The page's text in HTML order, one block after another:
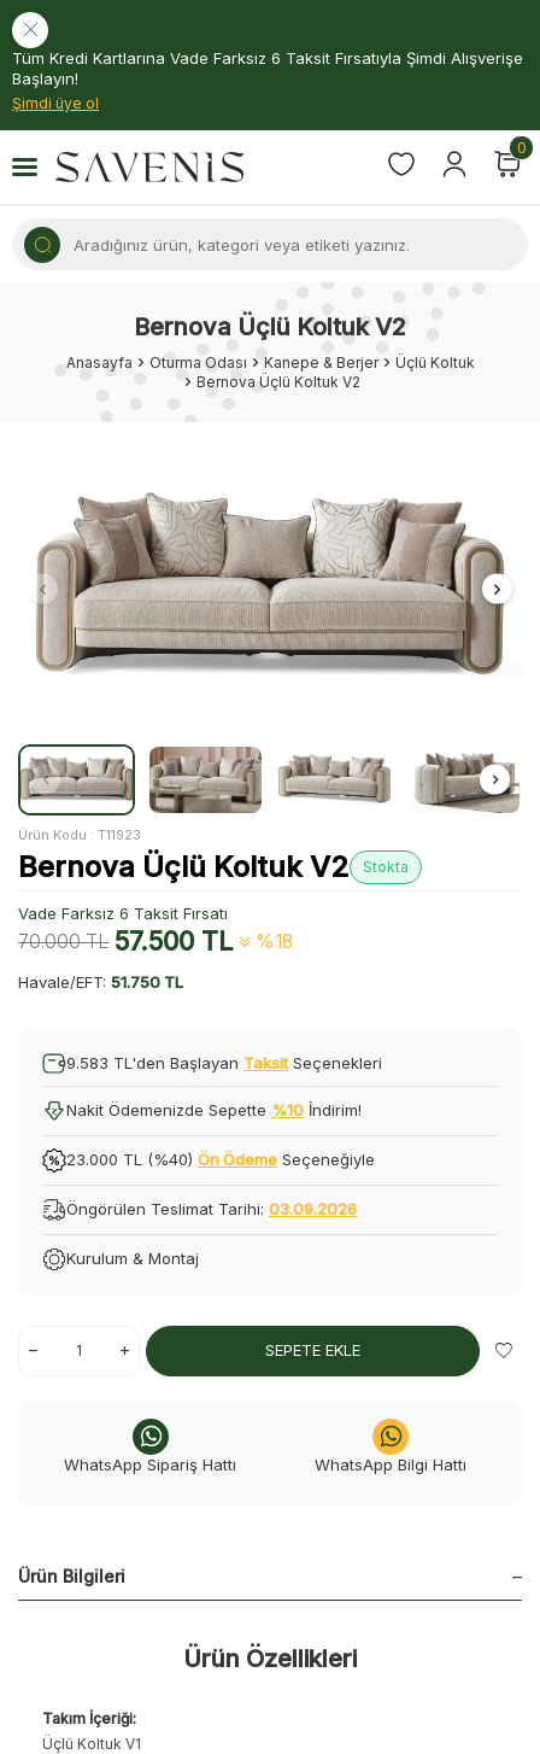
Tüm Kredi Kartlarına Vade Farksız 6 Taksit Fırsatıyla Şimdi Alışverişe
Başlayın!
Şimdi üye ol
0
Bernova Üçlü Koltuk V2
Anasayfa Oturma Odası Kanepe & Berjer
Üçlü Koltuk
Bernova Üçlü Koltuk V2
Ürün Kodu : T11923
Bernova Üçlü Koltuk V2 Stokta
Vade Farksız 6 Taksit Fırsatı
70.000TL 57.500TL %18
Havale/EFT: 51.750 TL
9.583 TL'den Başlayan Taksit Seçenekleri
Nakit Ödemenizde Sepette %10 İndirim!
23.000 TL (%40) Ön Ödeme Seçeneğiyle
Öngörülen Teslimat Tarihi: 03.09.2026
Kurulum & Montaj
SEPETE EKLE
WhatsApp Sipariş Hattı WhatsApp Bilgi Hattı
Ürün Bilgileri
Ürün Özellikleri
Takım İçeriği:
Üçlü Koltuk V1